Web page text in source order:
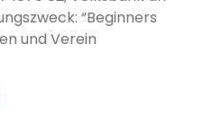
“Beginners
und Verein